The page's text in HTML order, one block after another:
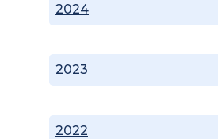
2022
2023
2024